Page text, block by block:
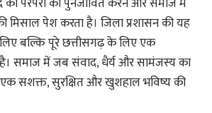
मिसाल पेश करता है। जिला प्रशासन की यह
बल्कि पूरे छत्तीसगढ़ के लिए एक
समाज में जब संवाद, धैर्य और सामंजस्य का
एक सशक्त, सुरक्षित और खुशहाल भविष्य की